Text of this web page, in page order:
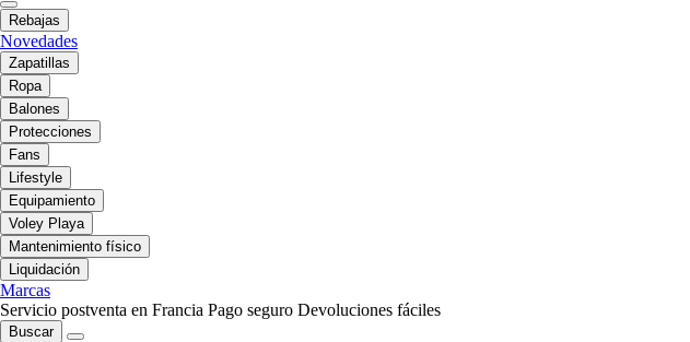
Rebajas
Novedades
Zapatillas
Ropa
Balones
Protecciones
Fans
Lifestyle
Equipamiento
Voley Playa
Mantenimiento físico
Liquidación
Marcas
Servicio postventa en Francia Pago seguro Devoluciones fáciles
Buscar